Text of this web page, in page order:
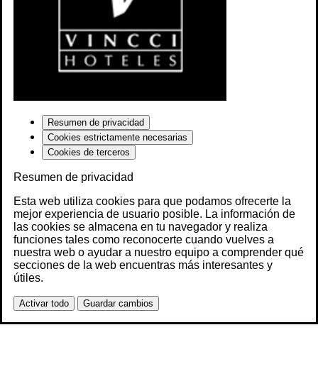
Resumen de privacidad
Cookies estrictamente necesarias
Cookies de terceros
Resumen de privacidad
Esta web utiliza cookies para que podamos ofrecerte la
mejor experiencia de usuario posible. La información de
las cookies se almacena en tu navegador y realiza
funciones tales como reconocerte cuando vuelves a
nuestra web o ayudar a nuestro equipo a comprender qué
secciones de la web encuentras más interesantes y
útiles.
Activar todo Guardar cambios